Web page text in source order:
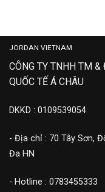
JORDAN VIETNAM
CÔNG TY TNHH TM &
QUỐC TẾ Á CHÂU
DKKD : 0109539054
- Địa chỉ : 70 Tây Sơn,
Đa HN
- Hotline : 0783455333